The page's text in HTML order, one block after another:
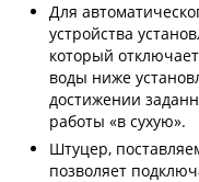
Для
устройства
который
воды ниже
достижении
работы «в сухую».
Штуцер,
позволяет